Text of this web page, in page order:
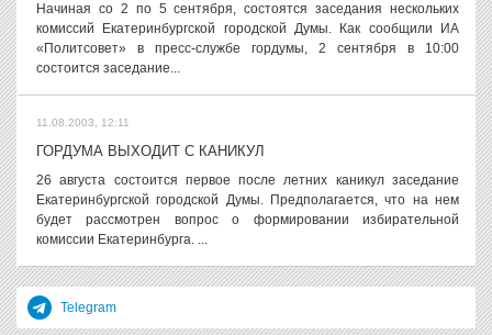
Начиная со 2 по 5 сентября, состоятся заседания нескольких
комиссий Екатеринбургской городской Думы. Как сообщили ИА
«Политсовет» в пресс-службе гордумы, 2 сентября в 10:00
состоится заседание...
11.08.2003, 12:11
ГОРДУМА ВЫХОДИТ С КАНИКУЛ
26 августа состоится первое после летних каникул заседание
Екатеринбургской городской Думы. Предполагается, что на нем
будет рассмотрен вопрос о формировании избирательной
комиссии Екатеринбурга. ...
Telegram